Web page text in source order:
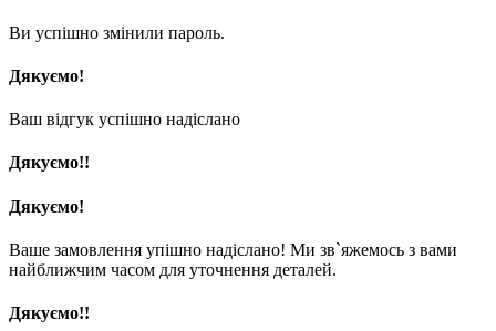
Ви успішно змінили пароль.
Дякуємо!
Ваш відгук успішно надіслано
Дякуємо!!
Дякуємо!
Ваше замовлення упішно надіслано! Ми зв`яжемось з вами
найближчим часом для уточнення деталей.
Дякуємо!!